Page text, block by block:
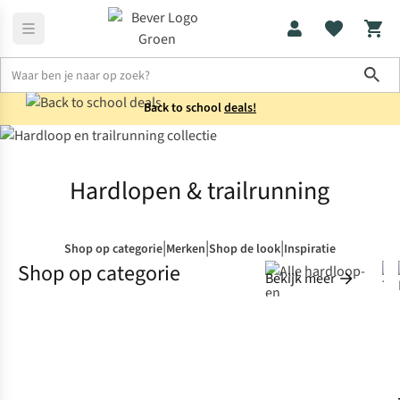
Back to schooldeals!
Home Hardlopen & trailrunning
Hardlopen & trailrunning
Shop op categorie|Merken|Shop de look|Inspiratie
Shop op categorie Bekijk meer